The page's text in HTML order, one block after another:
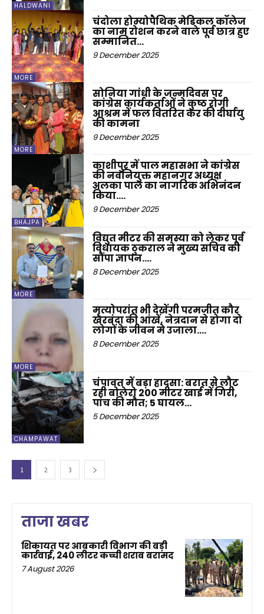
HALDWANI
MORE
चंदोला होम्योपैथिक मेडिकल कॉलेज
का नाम रोशन करने वाले पूर्व छात्र हुए
सम्मानित…
9 December 2025
MORE
सोनिया गांधी के जन्मदिवस पर
कांग्रेस कार्यकर्ताओं ने कुष्ठ रोगी
आश्रम में फल वितरित कर की दीर्घायु
की कामना
9 December 2025
BHAJPA
काशीपुर में पाल महासभा ने कांग्रेस
की नवनियुक्त महानगर अध्यक्ष
अलका पाल का नागरिक अभिनंदन
किया….
9 December 2025
MORE
विद्युत मीटर की समस्या को लेकर पूर्व
विधायक ठुकराल ने मुख्य सचिव को
सौंपा ज्ञापन….
8 December 2025
MORE
मृत्योपरांत भी देखेंगी परमजीत कौर
खरबंदा की आंखें, नेत्रदान से होगा दो
लोगों के जीवन मे उजाला….
8 December 2025
CHAMPAWAT
चंपावत में बड़ा हादसा: बरात से लौट
रही बोलेरो 200 मीटर खाई में गिरी,
पांच की मौत; 5 घायल…
5 December 2025
1 2 3
ताजा खबर
शिकायत पर आबकारी विभाग की बड़ी
कार्रवाई, 240 लीटर कच्ची शराब बरामद
7 August 2026